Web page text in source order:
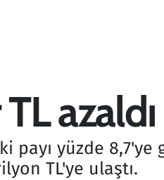
azaldı
payı yüzde 8,7'ye
TL'ye ulaştı.